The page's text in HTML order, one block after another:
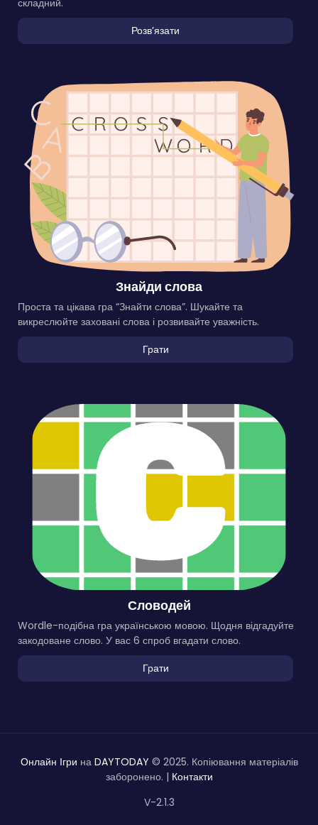
складний.
Розвʼязати
Знайди слова
Проста та цікава гра “Знайти слова”. Шукайте та
викреслюйте заховані слова і розвивайте уважність.
Грати
Словодей
Wordle-подібна гра українською мовою. Щодня відгадуйте
закодоване слово. У вас 6 спроб вгадати слово.
Грати
Онлайн Ігри на DAYTODAY © 2025. Копіювання матеріалів
заборонено. | Контакти
V-2.1.3